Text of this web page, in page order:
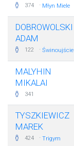
374 · Młyn Miele
DOBROWOLSKI
ADAM
122 · Świnoujście
MALYHIN
MIKALAI
341
TYSZKIEWICZ
MAREK
424 · Trigym